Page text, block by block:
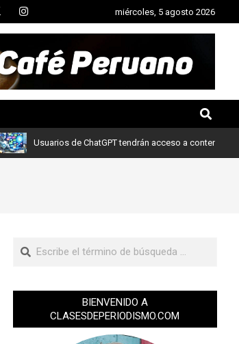
miércoles, 5 agosto 2026
Usuarios de ChatGPT tendrán acceso a contenidos de
BIENVENIDO A
CLASESDEPERIODISMO.COM